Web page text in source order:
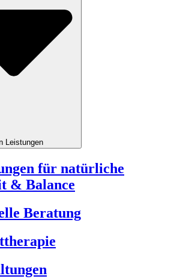
Leistungen
für natürliche
& Balance
Beratung